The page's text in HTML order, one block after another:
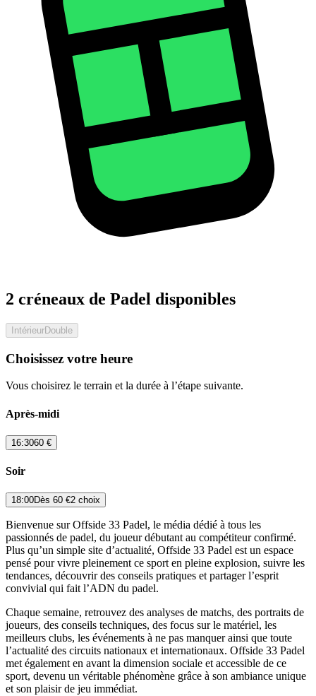
2 créneaux de Padel disponibles
IntérieurDouble
Choisissez votre heure
Vous choisirez le terrain et la durée à l’étape suivante.
Après-midi
16:3060 €
Soir
18:00Dès 60 €2 choix
Bienvenue sur Offside 33 Padel, le média dédié à tous les
passionnés de padel, du joueur débutant au compétiteur confirmé.
Plus qu’un simple site d’actualité, Offside 33 Padel est un espace
pensé pour vivre pleinement ce sport en pleine explosion, suivre les
tendances, découvrir des conseils pratiques et partager l’esprit
convivial qui fait l’ADN du padel.
Chaque semaine, retrouvez des analyses de matchs, des portraits de
joueurs, des conseils techniques, des focus sur le matériel, les
meilleurs clubs, les événements à ne pas manquer ainsi que toute
l’actualité des circuits nationaux et internationaux. Offside 33 Padel
met également en avant la dimension sociale et accessible de ce
sport, devenu un véritable phénomène grâce à son ambiance unique
et son plaisir de jeu immédiat.